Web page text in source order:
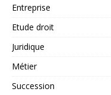
Entreprise
Etude droit
Juridique
Métier
Succession